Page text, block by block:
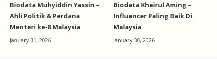
Biodata Muhyiddin Yassin –
Ahli Politik & Perdana
Menteri ke-8 Malaysia
January 31, 2026
Biodata Khairul Aming –
Influencer Paling Baik Di
Malaysia
January 30, 2026